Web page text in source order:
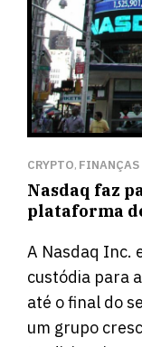
CRYPTO, FINANÇAS
Nasdaq faz
plataforma
A Nasdaq Inc.
custódia para
até o final do
um grupo